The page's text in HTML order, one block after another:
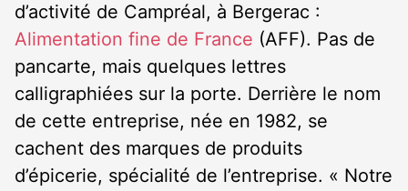
d’activité de Campréal, à Bergerac :
Alimentation fine de France (AFF). Pas de
pancarte, mais quelques lettres
calligraphiées sur la porte. Derrière le nom
de cette entreprise, née en 1982, se
cachent des marques de produits
d’épicerie, spécialité de l’entreprise. « Notre